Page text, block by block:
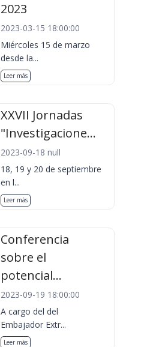
2023
2023-03-15 18:00:00
Miércoles 15 de marzo
desde la...
Leer más
XXVII Jornadas
"Investigacione...
2023-09-18 null
18, 19 y 20 de septiembre
en l...
Leer más
Conferencia
sobre el
potencial...
2023-09-19 18:00:00
A cargo del del
Embajador Extr...
Leer más